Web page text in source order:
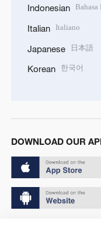
Indonesian
Italian Italiano
Japanese 日本語
Korean 한국어
DOWNLOAD OUR